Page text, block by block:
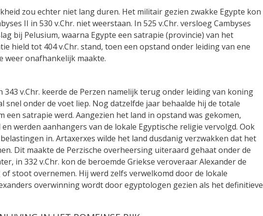
zou echter niet lang duren. Het militair gezien zwakke Egypte kon
II in 530 v.Chr. niet weerstaan. In 525 v.Chr. versloeg Cambyses
bij Pelusium, waarna Egypte een satrapie (provincie) van het
hield tot 404 v.Chr. stand, toen een opstand onder leiding van ene
weer onafhankelijk maakte.
v.Chr. keerde de Perzen namelijk terug onder leiding van koning
snel onder de voet liep. Nog datzelfde jaar behaalde hij de totale
satrapie werd. Aangezien het land in opstand was gekomen,
werden aanhangers van de lokale Egyptische religie vervolgd. Ook
in. Artaxerxes wilde het land dusdanig verzwakken dat het
Dit maakte de Perzische overheersing uiteraard gehaat onder de
in 332 v.Chr. kon de beroemde Griekse veroveraar Alexander de
stoot overnemen. Hij werd zelfs verwelkomd door de lokale
overwinning wordt door egyptologen gezien als het definitieve